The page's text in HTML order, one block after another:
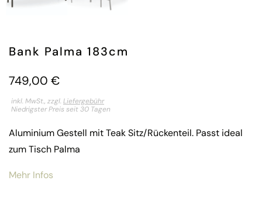
Bank Palma 183cm
749,00 €
inkl. MwSt., zzgl.Liefergebühr
Niedrigster Preis seit 30 Tagen
Aluminium Gestell mit Teak Sitz/Rückenteil. Passt ideal
zum Tisch Palma
Mehr Infos